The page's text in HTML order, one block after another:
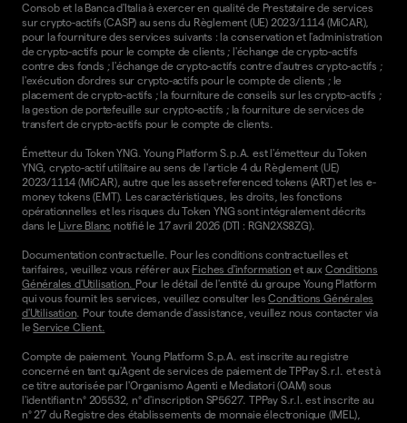
Consob et la Banca d'Italia à exercer en qualité de Prestataire de services
sur crypto-actifs (CASP) au sens du Règlement (UE) 2023/1114 (MiCAR),
pour la fourniture des services suivants : la conservation et l'administration
de crypto-actifs pour le compte de clients ; l'échange de crypto-actifs
contre des fonds ; l'échange de crypto-actifs contre d'autres crypto-actifs ;
l'exécution d'ordres sur crypto-actifs pour le compte de clients ; le
placement de crypto-actifs ; la fourniture de conseils sur les crypto-actifs ;
la gestion de portefeuille sur crypto-actifs ; la fourniture de services de
transfert de crypto-actifs pour le compte de clients.
Émetteur du Token YNG. Young Platform S.p.A. est l'émetteur du Token
YNG, crypto-actif utilitaire au sens de l'article 4 du Règlement (UE)
2023/1114 (MiCAR), autre que les asset-referenced tokens (ART) et les e-
money tokens (EMT). Les caractéristiques, les droits, les fonctions
opérationnelles et les risques du Token YNG sont intégralement décrits
dans le Livre Blanc notifié le 17 avril 2026 (DTI : RGN2XS8ZG).
Documentation contractuelle. Pour les conditions contractuelles et
tarifaires, veuillez vous référer aux Fiches d'information et aux Conditions
Générales d'Utilisation. Pour le détail de l'entité du groupe Young Platform
qui vous fournit les services, veuillez consulter lesConditions Générales
d'Utilisation . Pour toute demande d'assistance, veuillez nous contacter via
leService Client.
Compte de paiement. Young Platform S.p.A. est inscrite au registre
concerné en tant qu'Agent de services de paiement de TPPay S.r.l. et est à
ce titre autorisée par l'Organismo Agenti e Mediatori (OAM) sous
l'identifiant n° 205532, n° d'inscription SP5627. TPPay S.r.l. est inscrite au
n° 27 du Registre des établissements de monnaie électronique (IMEL),